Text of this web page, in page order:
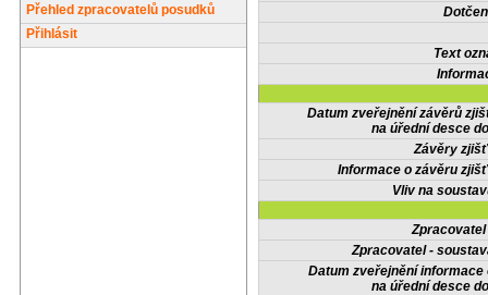
Přehled zpracovatelů posudků
Přihlásit
Text
Datum zveřejnění závěrů
na úřední desce
Závěry
Informace o závěru
Vliv na
Zpracovatel -
Datum zveřejnění informace
na úřední desce